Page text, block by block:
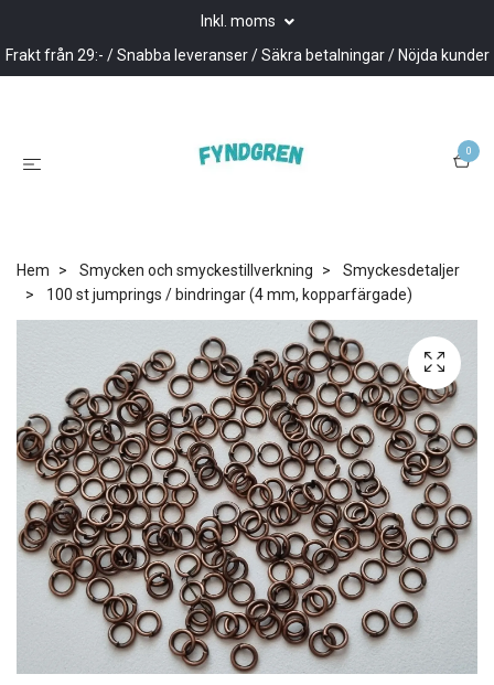
Inkl. moms
Frakt från 29:- / Snabba leveranser / Säkra betalningar / Nöjda kunder
0
Hem Smycken och smyckestillverkning
Smyckesdetaljer
100 st jumprings / bindringar (4 mm, kopparfärgade)